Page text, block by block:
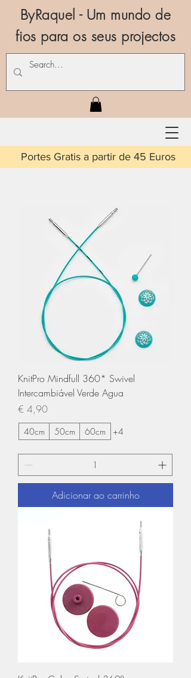
ByRaquel - Um mundo de
fios para os seus projectos
a partir de 45 Euros
KnitPro Mindfull 360* Swivel
Intercambiável Verde Agua
Preço
€ 4,90
40cm 50cm 60cm +4
Adicionar ao carrinho